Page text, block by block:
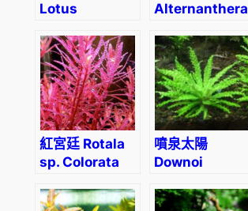
Lotus
(Tonina
fluviatilis)
Alternanthera
紅宮廷 Rotala
sp. Colorata
噴泉太陽
Downoi
helferi)